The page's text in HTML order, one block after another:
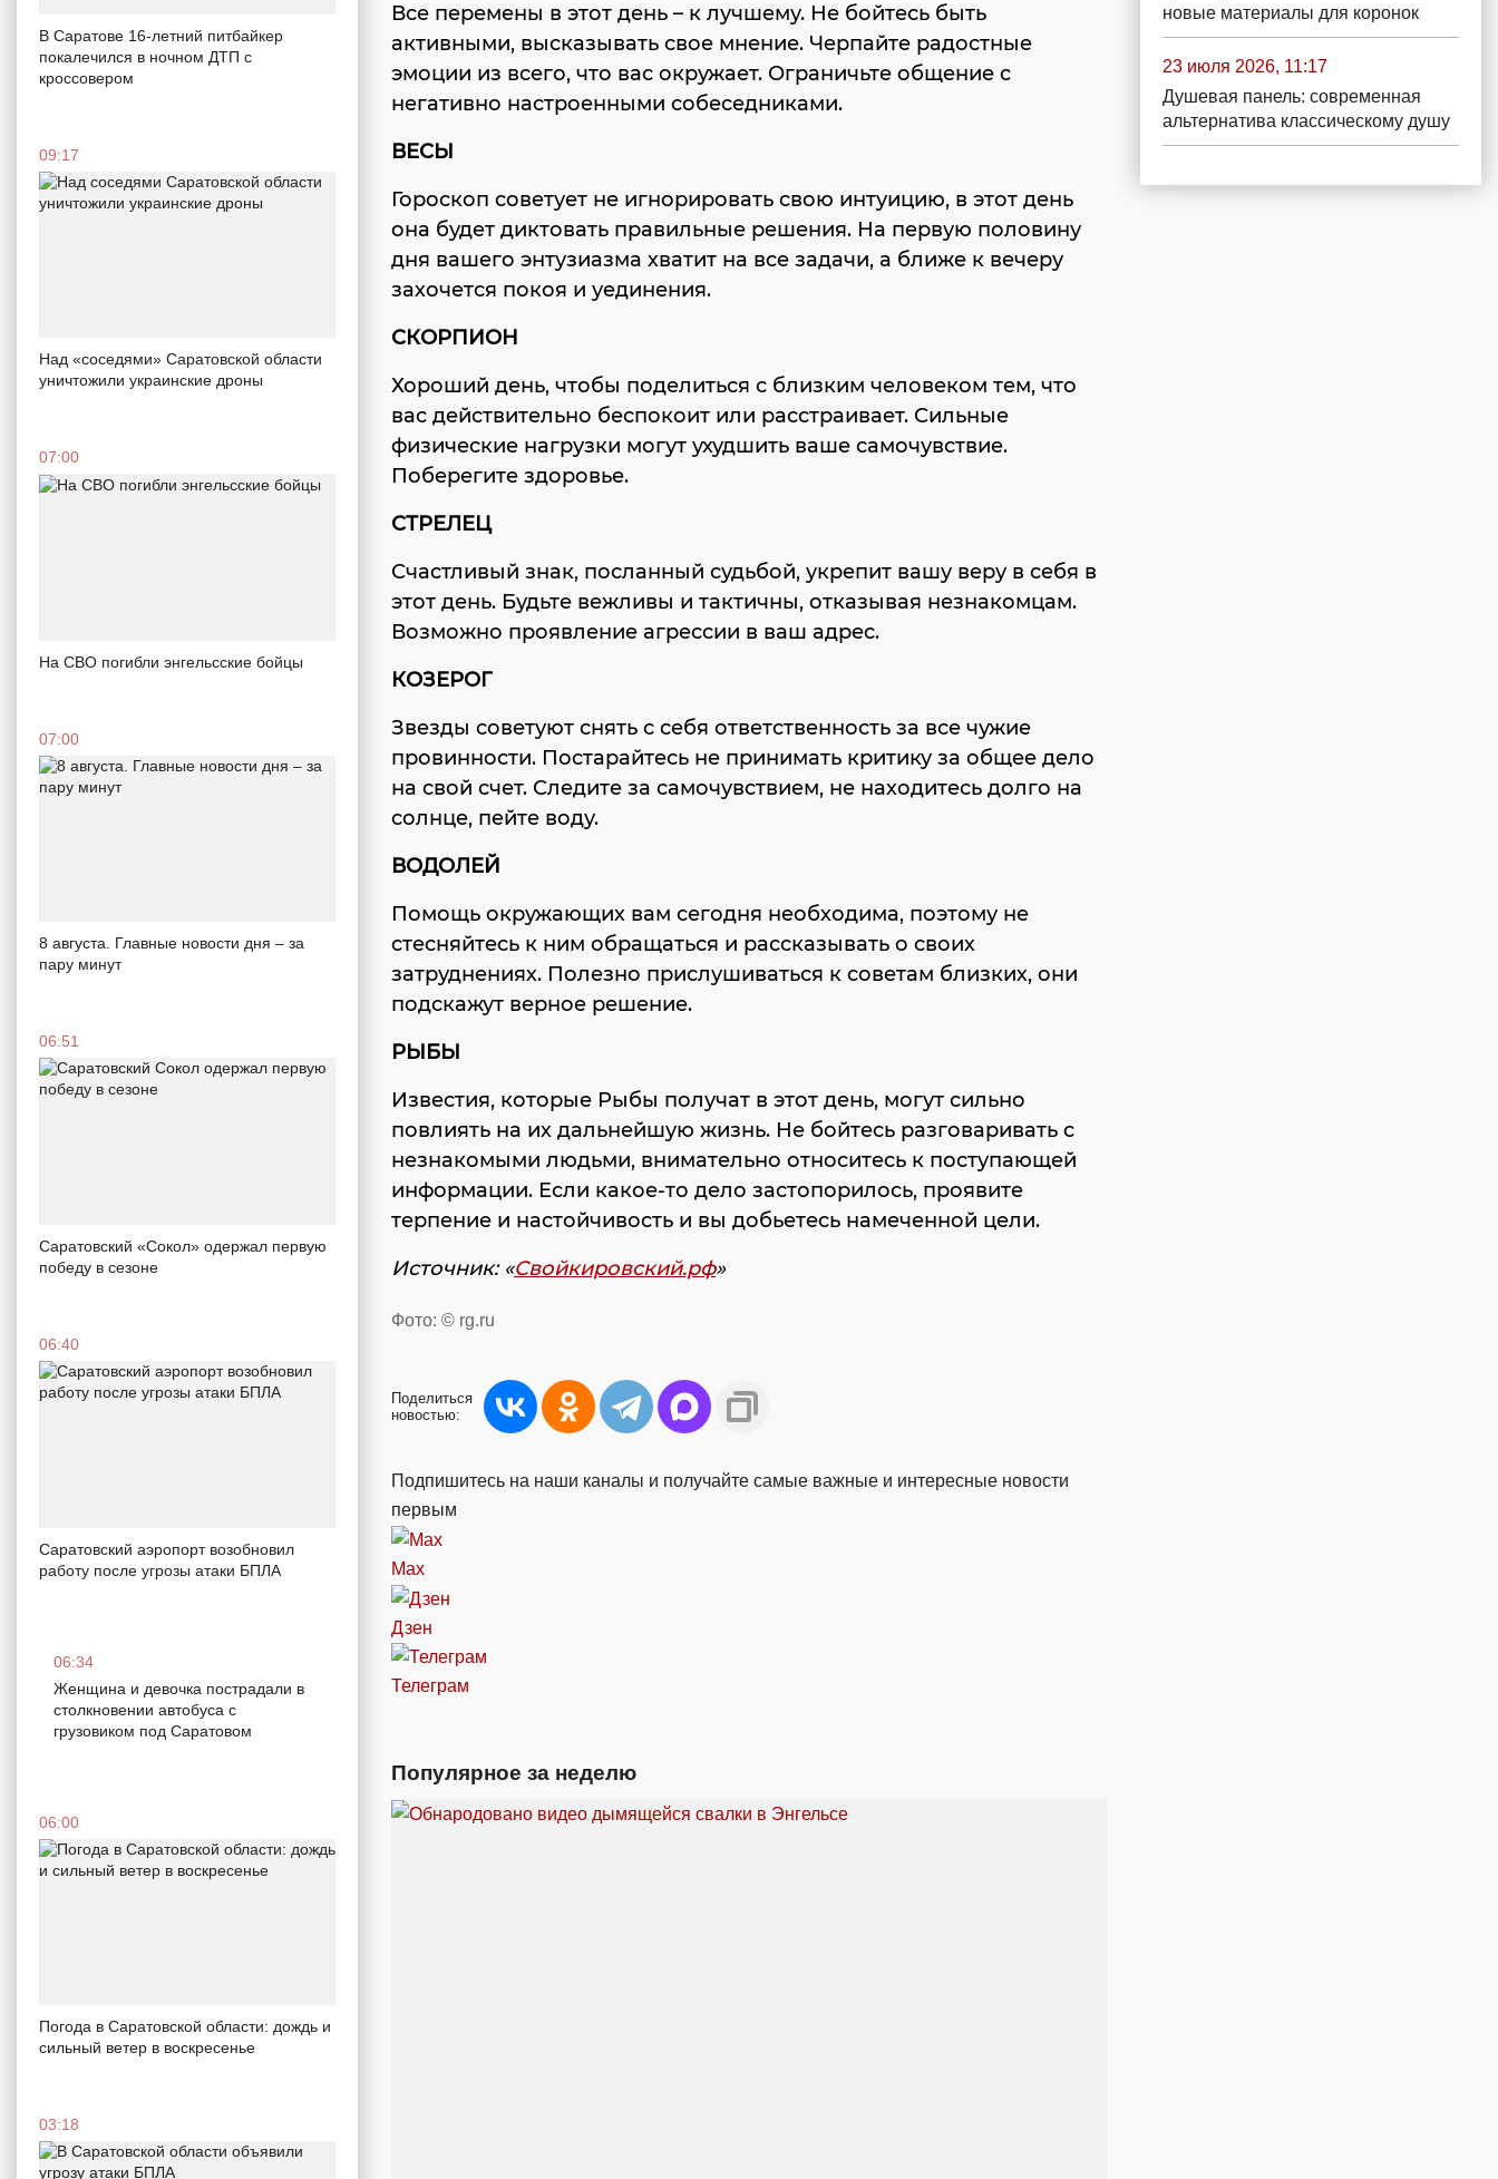
В Саратове 16-летний питбайкер
покалечился в ночном ДТП с
кроссовером
09:17
Над «соседями» Саратовской области
уничтожили украинские дроны
07:00
На СВО погибли энгельсские бойцы
07:00
8 августа. Главные новости дня – за
пару минут
06:51
Саратовский «Сокол» одержал первую
победу в сезоне
06:40
Саратовский аэропорт возобновил
работу после угрозы атаки БПЛА
06:34
Женщина и девочка пострадали в
столкновении автобуса с
грузовиком под Саратовом
06:00
Погода в Саратовской области: дождь и
сильный ветер в воскресенье
03:18
Все перемены в этот день – к лучшему. Не бойтесь быть
активными, высказывать свое мнение. Черпайте радостные
эмоции из всего, что вас окружает. Ограничьте общение с
негативно настроенными собеседниками.
ВЕСЫ
Гороскоп советует не игнорировать свою интуицию, в этот день
она будет диктовать правильные решения. На первую половину
дня вашего энтузиазма хватит на все задачи, а ближе к вечеру
захочется покоя и уединения.
СКОРПИОН
Хороший день, чтобы поделиться с близким человеком тем, что
вас действительно беспокоит или расстраивает. Сильные
физические нагрузки могут ухудшить ваше самочувствие.
Поберегите здоровье.
СТРЕЛЕЦ
Счастливый знак, посланный судьбой, укрепит вашу веру в себя в
этот день. Будьте вежливы и тактичны, отказывая незнакомцам.
Возможно проявление агрессии в ваш адрес.
КОЗЕРОГ
Звезды советуют снять с себя ответственность за все чужие
провинности. Постарайтесь не принимать критику за общее дело
на свой счет. Следите за самочувствием, не находитесь долго на
солнце, пейте воду.
ВОДОЛЕЙ
Помощь окружающих вам сегодня необходима, поэтому не
стесняйтесь к ним обращаться и рассказывать о своих
затруднениях. Полезно прислушиваться к советам близких, они
подскажут верное решение.
РЫБЫ
Известия, которые Рыбы получат в этот день, могут сильно
повлиять на их дальнейшую жизнь. Не бойтесь разговаривать с
незнакомыми людьми, внимательно относитесь к поступающей
информации. Если какое-то дело застопорилось, проявите
терпение и настойчивость и вы добьетесь намеченной цели.
Источник: «Свойкировский.рф»
Фото: © rg.ru
Поделиться
новостью:
Подпишитесь на наши каналы и получайте самые важные и интересные новости
первым
Max
Дзен
Телеграм
Популярное за неделю
новые материалы для коронок
23 июля 2026, 11:17
Душевая панель: современная
альтернатива классическому душу